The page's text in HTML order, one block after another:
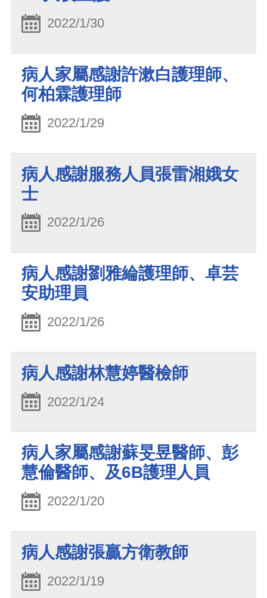
2022/1/30
病人家屬感謝許漱白護理師、
何柏霖護理師
2022/1/29
病人感謝服務人員張雷湘娥女
士
2022/1/26
病人感謝劉雅綸護理師、卓芸
安助理員
2022/1/26
病人感謝林慧婷醫檢師
2022/1/24
病人家屬感謝蘇旻昱醫師、彭
慧倫醫師、及6B護理人員
2022/1/20
病人感謝張贏方衛教師
2022/1/19